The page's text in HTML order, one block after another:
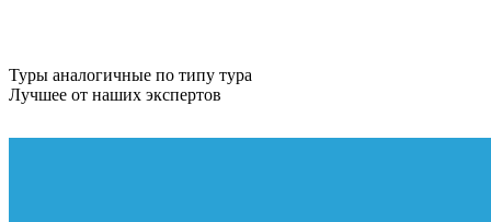
Туры аналогичные по типу тура
Лучшее от наших экспертов